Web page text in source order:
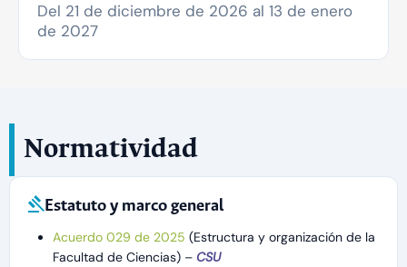
Del 21 de diciembre de 2026 al 13 de enero
de 2027
Normatividad
Estatuto y marco general
Acuerdo 029 de 2025 (Estructura y organización de la
Facultad de Ciencias) – CSU